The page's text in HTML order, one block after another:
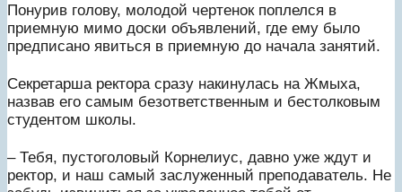
Понурив голову, молодой чертенок поплелся в
приемную мимо доски объявлений, где ему было
предписано явиться в приемную до начала занятий.
Секретарша ректора сразу накинулась на Жмыха,
назвав его самым безответственным и бестолковым
студентом школы.
– Тебя, пустоголовый Корнелиус, давно уже ждут и
ректор, и наш самый заслуженный преподаватель. Не